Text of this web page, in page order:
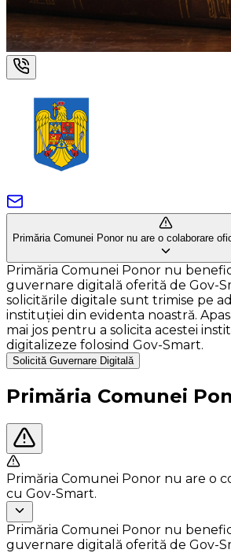
Primăria Comunei Ponor nu are o colaborare
Primăria Comunei Ponor nu
guvernare digitală oferită de Gov-
solicitările digitale sunt trimise pe
instituției din evidenta noastră.
mai jos pentru a solicita acestei
digitalizeze folosind Gov-Smart.
Solicită Guvernare Digitală
Primăria Comunei
Primăria Comunei Ponor nu are o
cu Gov-Smart.
Primăria Comunei Ponor nu
guvernare digitală oferită de Gov-